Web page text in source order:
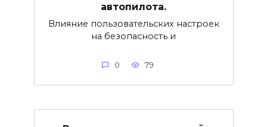
автопилота.
Влияние пользовательских настроек
на безопасность и
0 79